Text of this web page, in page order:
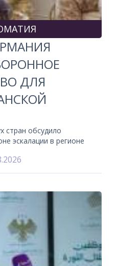
ДЛЯ
стран обсудило
эскалации в регионе